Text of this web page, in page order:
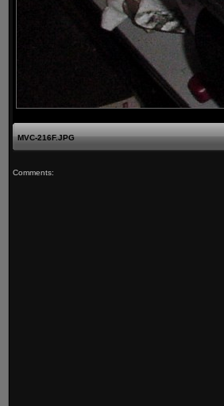
MVC-216F.JPG
Comments: